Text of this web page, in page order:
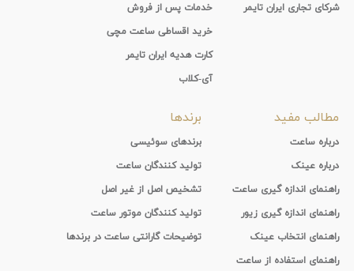
شرکای تجاری ایران تایمر
خدمات پس از فروش
خرید اقساطی ساعت مچی
کارت هدیه ایران تایمر
آی-کلاب
مطالب مفید
درباره ساعت
درباره عینک
راهنمای اندازه گیری ساعت
راهنمای اندازه گیری زیور
راهنمای انتخاب عینک
راهنمای استفاده از ساعت
برندها
برندهای سوئیسی
تولید کنندگان ساعت
تشخیص اصل از غیر اصل
تولید کنندگان موتور ساعت
توضیحات گارانتی ساعت در برندها